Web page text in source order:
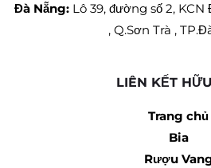
Đà Nẵng: Lô 39, đường số 2,
, Q.Sơn Trà ,
LIÊN KẾT
Trang chủ
Bia
Rượu